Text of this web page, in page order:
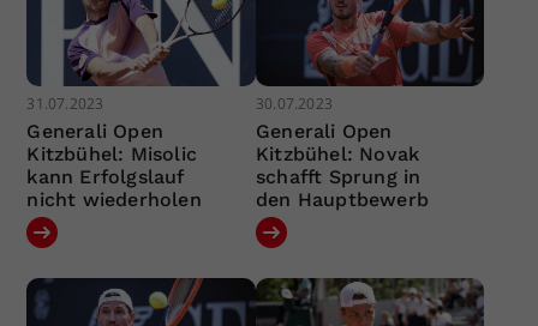
31.07.2023
Generali Open
Kitzbühel: Misolic
kann Erfolgslauf
nicht wiederholen
30.07.2023
Generali Open
Kitzbühel: Novak
schafft Sprung in
den Hauptbewerb